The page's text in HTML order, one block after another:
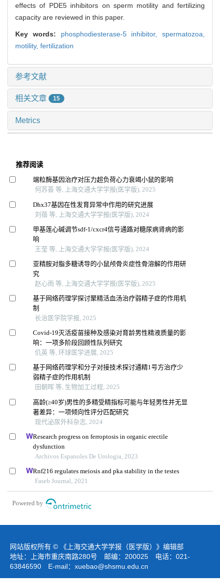
effects of PDE5 inhibitors on sperm motility and fertilizing
capacity are reviewed in this paper.
Key words: phosphodiesterase-5 inhibitor, spermatozoa,
motility, fertilization
参考文献
相关文章 15
Metrics
推荐阅读
端粒酶基因治疗对压力超负荷心力衰竭小鼠的影响
何苏荟 等, 上海交通大学学报(医学版), 2025
Dhx37基因在性发育异常中作用的研究进展
刘蓓 等, 上海交通大学学报(医学版), 2024
甲基莲心碱调节sdf-1/cxcr4信号通路对糖尿病肾病的影
响
王莹 等, 上海交通大学学报(医学版), 2024
亚精胺对脂多糖诱导的小鼠颅骨炎症性骨溶解的作用研
究
赵心雨 等, 上海交通大学学报(医学版), 2025
基于网络药理学探讨聚精活血汤治疗弱精子症的作用机
制
长治医学院学报, 2025
Covid-19灭活疫苗接种及感染对育龄男性精液质量的影
响：一项多阶段回顾性队列研究
仉英 等, 环球医学进展, 2025
基于网络药理学和分子对接技术探讨通精1号方治疗少
弱精子症的作用机制
田朝晖 等, 生物加工过程, 2025
高龄(≥40岁)男性的多精受精指标可能与年轻男性并无显
著差异：一项倾向性评分匹配研究
现代泌尿外科杂志, 2024
Research progress on ferroptosis in organic erectile
dysfunction
Archivos Espanoles De Urologia, 2023
Rnf216 regulates meiosis and pka stability in the testes
Faseb Journal, 2021
Powered by
网站版权所有 © 《上海交通大学学报（医学版）》编辑部
地址：上海市重庆南路280号 邮编：200025 电话：021-
63846590 E-mail： xuebao@shsmu.edu.cn